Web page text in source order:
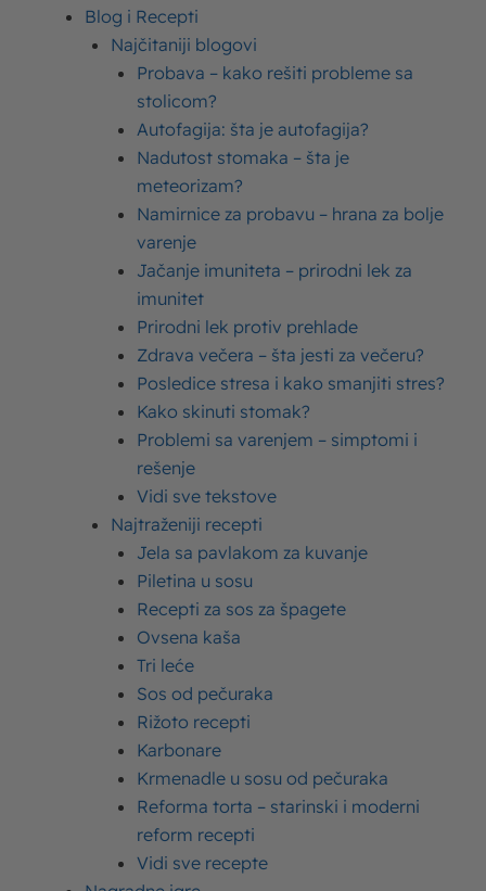
Blog i Recepti
Najčitaniji blogovi
Probava – kako rešiti probleme sa
stolicom?
Autofagija: šta je autofagija?
Nadutost stomaka – šta je
meteorizam?
Namirnice za probavu – hrana za bolje
varenje
Jačanje imuniteta – prirodni lek za
imunitet
Prirodni lek protiv prehlade
Zdrava večera – šta jesti za večeru?
Posledice stresa i kako smanjiti stres?
Kako skinuti stomak?
Problemi sa varenjem – simptomi i
rešenje
Vidi sve tekstove
Najtraženiji recepti
Jela sa pavlakom za kuvanje
Piletina u sosu
Recepti za sos za špagete
Ovsena kaša
Tri leće
Sos od pečuraka
Rižoto recepti
Karbonare
Krmenadle u sosu od pečuraka
Reforma torta – starinski i moderni
reform recepti
Vidi sve recepte
Šta je pasterizacija?
Šta je homogenizacija?
Šta je sterilizacija, šta znači
skraćenica UHT?
Da li dugotrajni proizvodi
sadrže konzervanse?
O jogurtu
Šta je jogurt?